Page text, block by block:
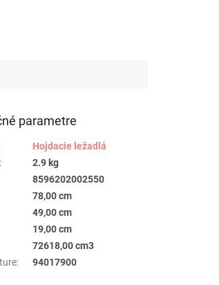
parametre
Hojdacie ležadlá
:
2.9 kg
8596202002550
78,00 cm
49,00 cm
19,00 cm
72618,00 cm3
: 94017900